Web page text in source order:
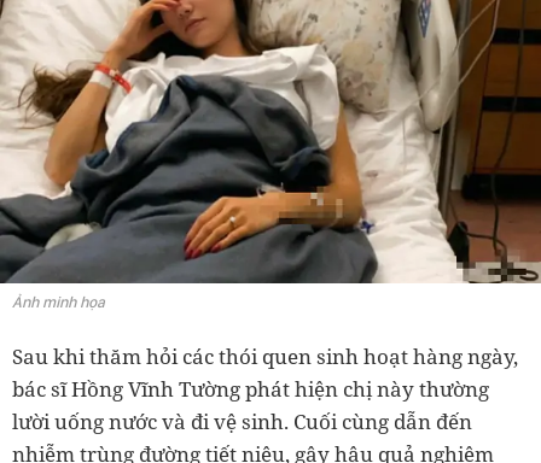
Ảnh minh họa
Sau khi thăm hỏi các thói quen sinh hoạt hàng ngày,
bác sĩ Hồng Vĩnh Tường phát hiện chị này thường
lười uống nước và đi vệ sinh. Cuối cùng dẫn đến
nhiễm trùng đường tiết niệu, gây hậu quả nghiêm